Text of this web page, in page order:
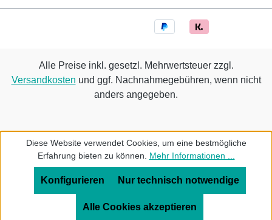
Alle Preise inkl. gesetzl. Mehrwertsteuer zzgl.
Versandkosten und ggf. Nachnahmegebühren, wenn nicht
anders angegeben.
Diese Website verwendet Cookies, um eine bestmögliche
Erfahrung bieten zu können. Mehr Informationen ...
Nur technisch notwendige
Konfigurieren
Alle Cookies akzeptieren